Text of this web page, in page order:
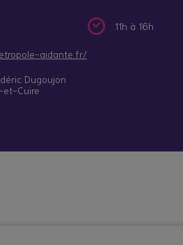
le collectif
la maladie ou le handicap d’un
soignant, aidant : trouver sa juste
11h à 16h
aidante.fr/
Dugoujon
Cuire